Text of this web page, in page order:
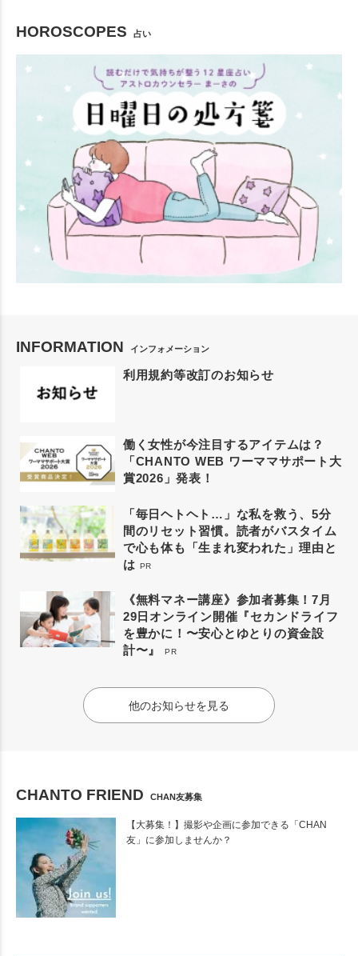
HOROSCOPES 占い
INFORMATION インフォメーション
利用規約等改訂のお知らせ
働く女性が今注目するアイテムは？
「CHANTO WEB ワーママサポート大
賞2026」発表！
「毎日ヘトヘト…」な私を救う、5分
間のリセット習慣。読者がバスタイム
で心も体も「生まれ変われた」理由と
は PR
《無料マネー講座》参加者募集！7月
29日オンライン開催『セカンドライフ
を豊かに！〜安心とゆとりの資金設
計〜』
PR
他のお知らせを見る
CHANTO FRIEND CHAN友募集
【大募集！】撮影や企画に参加できる「CHAN
友」に参加しませんか？